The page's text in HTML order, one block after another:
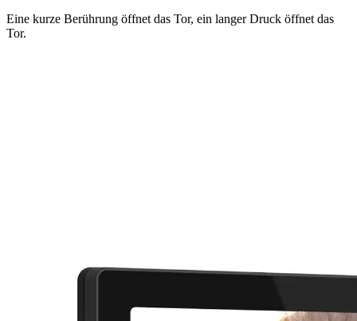
Eine kurze Berührung öffnet das Tor, ein langer Druck öffnet das
Tor.